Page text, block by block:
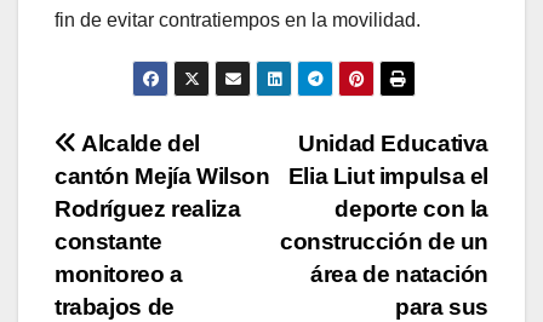
fin de evitar contratiempos en la movilidad.
Navegación
de
entradas
Unidad Educativa
Elia Liut impulsa el
deporte con la
construcción de un
área de natación
para sus
Alcalde del
cantón Mejía Wilson
Rodríguez realiza
constante
monitoreo a
trabajos de